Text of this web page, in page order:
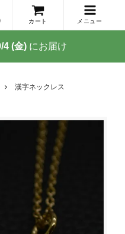
カート メニュー
4 (金) にお届け
漢字ネックレス